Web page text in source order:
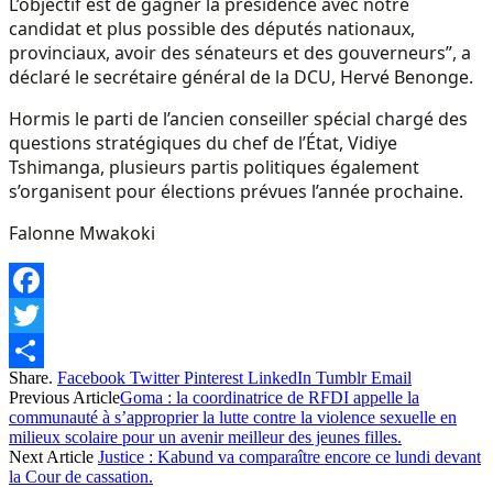
candidat et plus possible des députés nationaux,
provinciaux, avoir des sénateurs et des gouverneurs”, a
déclaré le secrétaire général de la DCU, Hervé Benonge.
Hormis le parti de l’ancien conseiller spécial chargé des
questions stratégiques du chef de l’État, Vidiye
Tshimanga, plusieurs partis politiques également
s’organisent pour élections prévues l’année prochaine.
Falonne Mwakoki
Facebook
Twitter
Share
Share. Facebook Twitter Pinterest LinkedIn Tumblr Email
Previous ArticleGoma : la coordinatrice de RFDI appelle la
communauté à s’approprier la lutte contre la violence sexuelle en
milieux scolaire pour un avenir meilleur des jeunes filles.
Next Article Justice : Kabund va comparaître encore ce lundi devant
la Cour de cassation.